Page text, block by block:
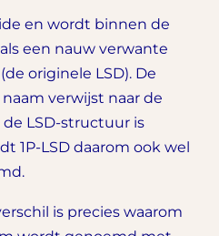
en wordt binnen de
een nauw verwante
originele LSD). De
naam verwijst naar de
LSD-structuur is
1P-LSD daarom ook wel
is precies waarom